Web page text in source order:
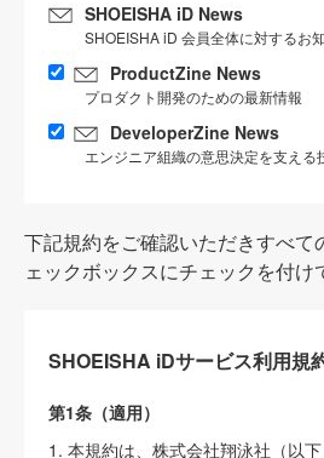
SHOEISHA iD News
SHOEISHA iD 会員全体に対するお
ProductZine News
プロダクト開発のための最新情報
DeveloperZine News
エンジニア組織の意思決定を支える
下記規約をご確認いただきすべて
ェックボックスにチェックを付け
SHOEISHA iDサービス利用規
第1条（適用）
1. 本規約は、株式会社翔泳社（以下